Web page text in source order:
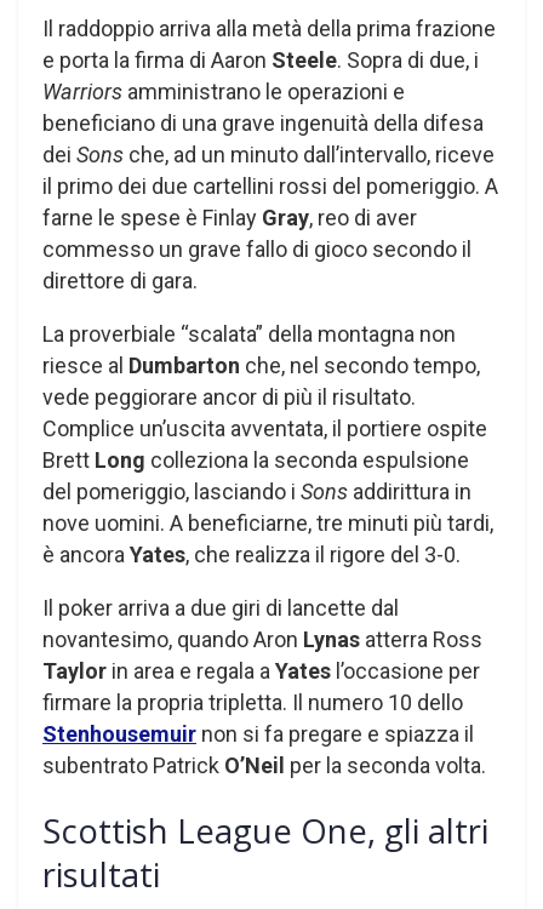
Il raddoppio arriva alla metà della prima frazione
e porta la firma di Aaron Steele. Sopra di due, i
Warriors amministrano le operazioni e
beneficiano di una grave ingenuità della difesa
dei Sons che, ad un minuto dall’intervallo, riceve
il primo dei due cartellini rossi del pomeriggio. A
farne le spese è Finlay Gray, reo di aver
commesso un grave fallo di gioco secondo il
direttore di gara.
La proverbiale “scalata” della montagna non
riesce al Dumbarton che, nel secondo tempo,
vede peggiorare ancor di più il risultato.
Complice un’uscita avventata, il portiere ospite
Brett Long colleziona la seconda espulsione
del pomeriggio, lasciando i Sons addirittura in
nove uomini. A beneficiarne, tre minuti più tardi,
è ancora Yates, che realizza il rigore del 3-0.
Il poker arriva a due giri di lancette dal
novantesimo, quando Aron Lynas atterra Ross
Taylor in area e regala a Yates l’occasione per
firmare la propria tripletta. Il numero 10 dello
Stenhousemuir non si fa pregare e spiazza il
subentrato Patrick O’Neil per la seconda volta.
Scottish League One, gli altri
risultati